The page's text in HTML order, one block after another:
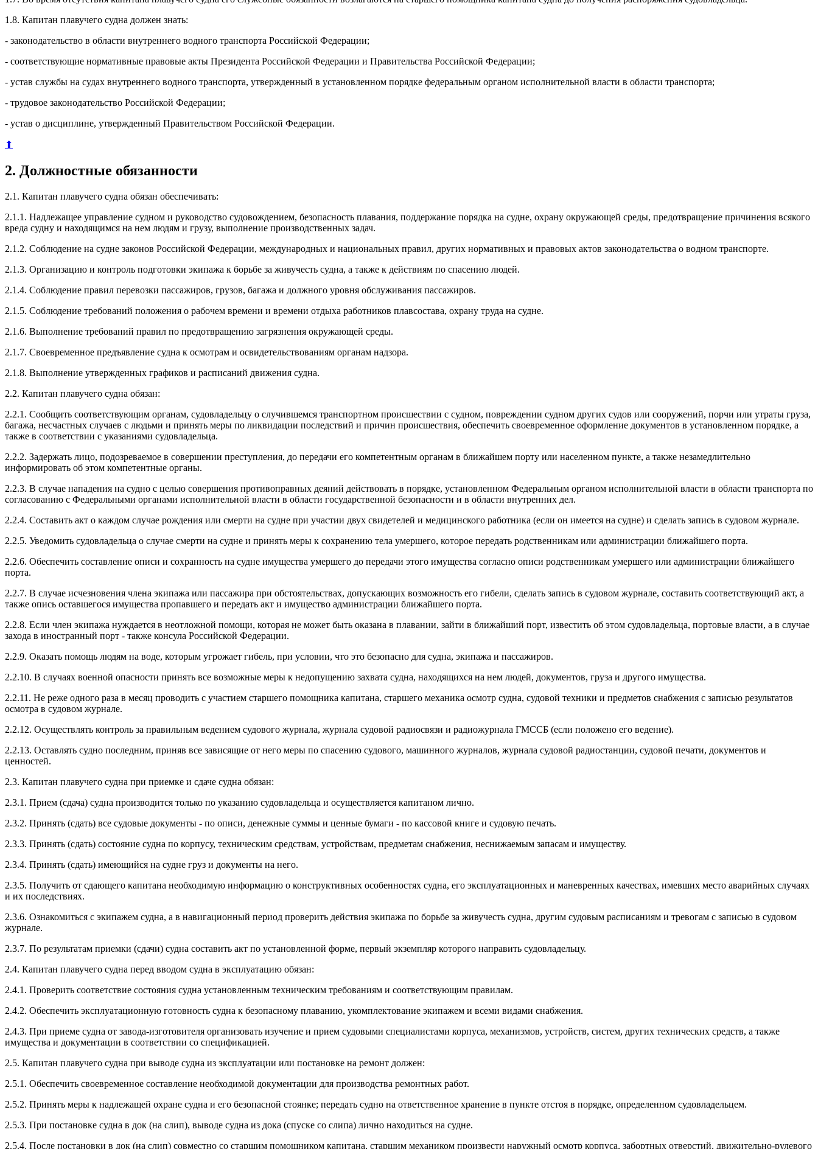
1.8. Капитан плавучего судна должен знать:
- законодательство в области внутреннего водного транспорта Российской Федерации;
- соответствующие нормативные правовые акты Президента Российской Федерации и Правительства Российской Федерации;
- устав службы на судах внутреннего водного транспорта, утвержденный в установленном порядке федеральным органом исполнительной власти в области транспорта;
- трудовое законодательство Российской Федерации;
- устав о дисциплине, утвержденный Правительством Российской Федерации.
⬆
2. Должностные обязанности
2.1. Капитан плавучего судна обязан обеспечивать:
2.1.1. Надлежащее управление судном и руководство судовождением, безопасность плавания, поддержание порядка на судне, охрану окружающей среды, предотвращение причинения всякого
вреда судну и находящимся на нем людям и грузу, выполнение производственных задач.
2.1.2. Соблюдение на судне законов Российской Федерации, международных и национальных правил, других нормативных и правовых актов законодательства о водном транспорте.
2.1.3. Организацию и контроль подготовки экипажа к борьбе за живучесть судна, а также к действиям по спасению людей.
2.1.4. Соблюдение правил перевозки пассажиров, грузов, багажа и должного уровня обслуживания пассажиров.
2.1.5. Соблюдение требований положения о рабочем времени и времени отдыха работников плавсостава, охрану труда на судне.
2.1.6. Выполнение требований правил по предотвращению загрязнения окружающей среды.
2.1.7. Своевременное предъявление судна к осмотрам и освидетельствованиям органам надзора.
2.1.8. Выполнение утвержденных графиков и расписаний движения судна.
2.2. Капитан плавучего судна обязан:
2.2.1. Сообщить соответствующим органам, судовладельцу о случившемся транспортном происшествии с судном, повреждении судном других судов или сооружений, порчи или утраты груза,
багажа, несчастных случаев с людьми и принять меры по ликвидации последствий и причин происшествия, обеспечить своевременное оформление документов в установленном порядке, а
также в соответствии с указаниями судовладельца.
2.2.2. Задержать лицо, подозреваемое в совершении преступления, до передачи его компетентным органам в ближайшем порту или населенном пункте, а также незамедлительно
информировать об этом компетентные органы.
2.2.3. В случае нападения на судно с целью совершения противоправных деяний действовать в порядке, установленном Федеральным органом исполнительной власти в области транспорта по
согласованию с Федеральными органами исполнительной власти в области государственной безопасности и в области внутренних дел.
2.2.4. Составить акт о каждом случае рождения или смерти на судне при участии двух свидетелей и медицинского работника (если он имеется на судне) и сделать запись в судовом журнале.
2.2.5. Уведомить судовладельца о случае смерти на судне и принять меры к сохранению тела умершего, которое передать родственникам или администрации ближайшего порта.
2.2.6. Обеспечить составление описи и сохранность на судне имущества умершего до передачи этого имущества согласно описи родственникам умершего или администрации ближайшего
порта.
2.2.7. В случае исчезновения члена экипажа или пассажира при обстоятельствах, допускающих возможность его гибели, сделать запись в судовом журнале, составить соответствующий акт, а
также опись оставшегося имущества пропавшего и передать акт и имущество администрации ближайшего порта.
2.2.8. Если член экипажа нуждается в неотложной помощи, которая не может быть оказана в плавании, зайти в ближайший порт, известить об этом судовладельца, портовые власти, а в случае
захода в иностранный порт - также консула Российской Федерации.
2.2.9. Оказать помощь людям на воде, которым угрожает гибель, при условии, что это безопасно для судна, экипажа и пассажиров.
2.2.10. В случаях военной опасности принять все возможные меры к недопущению захвата судна, находящихся на нем людей, документов, груза и другого имущества.
2.2.11. Не реже одного раза в месяц проводить с участием старшего помощника капитана, старшего механика осмотр судна, судовой техники и предметов снабжения с записью результатов
осмотра в судовом журнале.
2.2.12. Осуществлять контроль за правильным ведением судового журнала, журнала судовой радиосвязи и радиожурнала ГМССБ (если положено его ведение).
2.2.13. Оставлять судно последним, приняв все зависящие от него меры по спасению судового, машинного журналов, журнала судовой радиостанции, судовой печати, документов и
ценностей.
2.3. Капитан плавучего судна при приемке и сдаче судна обязан:
2.3.1. Прием (сдача) судна производится только по указанию судовладельца и осуществляется капитаном лично.
2.3.2. Принять (сдать) все судовые документы - по описи, денежные суммы и ценные бумаги - по кассовой книге и судовую печать.
2.3.3. Принять (сдать) состояние судна по корпусу, техническим средствам, устройствам, предметам снабжения, неснижаемым запасам и имуществу.
2.3.4. Принять (сдать) имеющийся на судне груз и документы на него.
2.3.5. Получить от сдающего капитана необходимую информацию о конструктивных особенностях судна, его эксплуатационных и маневренных качествах, имевших место аварийных случаях
и их последствиях.
2.3.6. Ознакомиться с экипажем судна, а в навигационный период проверить действия экипажа по борьбе за живучесть судна, другим судовым расписаниям и тревогам с записью в судовом
журнале.
2.3.7. По результатам приемки (сдачи) судна составить акт по установленной форме, первый экземпляр которого направить судовладельцу.
2.4. Капитан плавучего судна перед вводом судна в эксплуатацию обязан:
2.4.1. Проверить соответствие состояния судна установленным техническим требованиям и соответствующим правилам.
2.4.2. Обеспечить эксплуатационную готовность судна к безопасному плаванию, укомплектование экипажем и всеми видами снабжения.
2.4.3. При приеме судна от завода-изготовителя организовать изучение и прием судовыми специалистами корпуса, механизмов, устройств, систем, других технических средств, а также
имущества и документации в соответствии со спецификацией.
2.5. Капитан плавучего судна при выводе судна из эксплуатации или постановке на ремонт должен:
2.5.1. Обеспечить своевременное составление необходимой документации для производства ремонтных работ.
2.5.2. Принять меры к надлежащей охране судна и его безопасной стоянке; передать судно на ответственное хранение в пункте отстоя в порядке, определенном судовладельцем.
2.5.3. При постановке судна в док (на слип), выводе судна из дока (спуске со слипа) лично находиться на судне.
2.5.4. После постановки в док (на слип) совместно со старшим помощником капитана, старшим механиком произвести наружный осмотр корпуса, забортных отверстий, движительно-рулевого